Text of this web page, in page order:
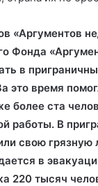
«Аргументов
Фонда
в
это время
более ста
работы. В
свою грязную
в
220 тысяч